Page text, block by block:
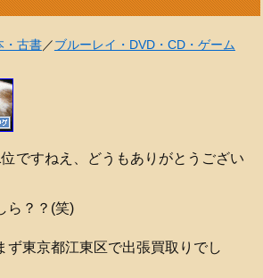
・古書／ブルーレイ・DVD・CD・ゲーム
ですねえ、どうもありがとうござい
ら？？(笑)
ず東京都江東区で出張買取りでし